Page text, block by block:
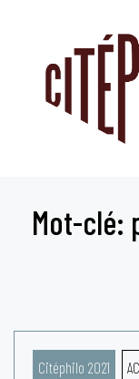
Mot-clé:
Citéphilo 2021